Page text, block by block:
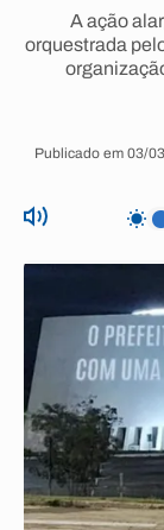
A ação
orquestrada
Publicado em 03/